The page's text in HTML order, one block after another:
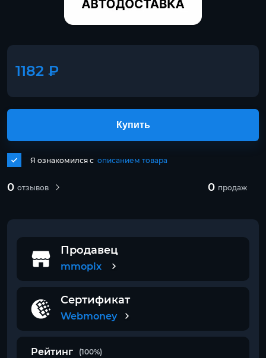
1182 ₽
0 отзывов 0 продаж
Я ознакомился с описанием товара
Купить
Продавец
mmopix
Сертификат
Webmoney
Рейтинг (100%)